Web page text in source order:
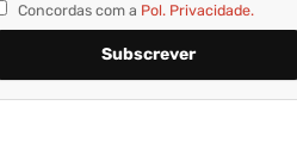
Concordas com a Pol. Privacidade.